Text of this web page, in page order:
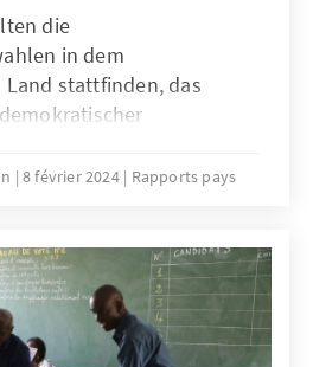
die
in dem
stattfinden, das
diese dann aber wenige
das Land in eine
– und kämpft
wachsenden
internationalen
8 février 2024 Rapports pays